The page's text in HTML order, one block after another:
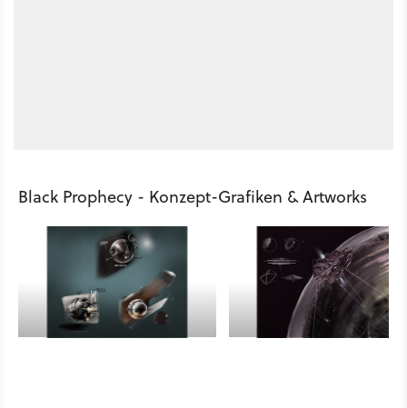
Black Prophecy - Konzept-Grafiken & Artworks